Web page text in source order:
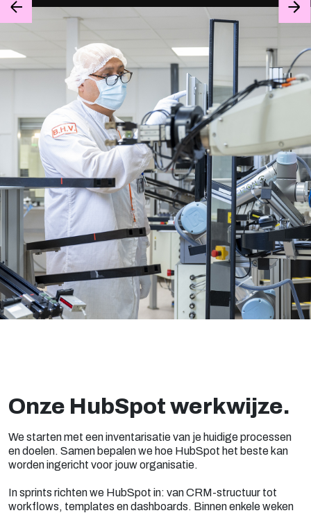
Onze HubSpot werkwijze.
We starten met een inventarisatie van je huidige processen
en doelen. Samen bepalen we hoe HubSpot het beste kan
worden ingericht voor jouw organisatie.
In sprints richten we HubSpot in: van CRM-structuur tot
workflows, templates en dashboards. Binnen enkele weken